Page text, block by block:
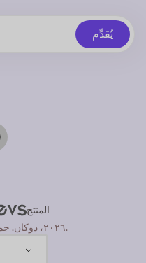
يُقدِّم
المنتج
© ٢٠٢٦، دوكان. جميع الحقوق محفوظة.